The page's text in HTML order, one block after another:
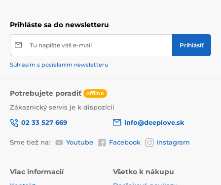
Prihláste sa do newsletteru
Tu napíšte váš e-mail Prihlásiť
Súhlasím s posielaním newsletteru
Potrebujete poradiť offline
Zákaznický servis je k dispozícii
02 33 527 669
info@deeplove.sk
Sme tiež na: Youtube Facebook Instagram
Viac informacií Všetko k nákupu